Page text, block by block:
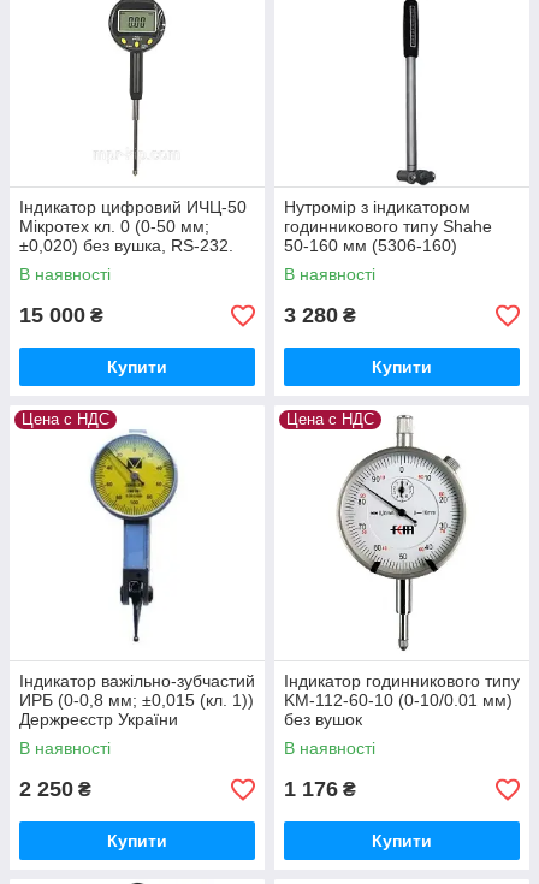
Індикатор цифровий ИЧЦ-50
Мікротех кл. 0 (0-50 мм;
±0,020) без вушка, RS-232.
Держреєстр України
№У3071-10
В наявності
15 000 ₴
Купити
Нутромір з індикатором
годинникового типу Shahe
50-160 мм (5306-160)
В наявності
3 280 ₴
Купити
Цена с НДС
Індикатор важільно-зубчастий
ИРБ (0-0,8 мм; ±0,015 (кл. 1))
Держреєстр України
№У3071-10
В наявності
2 250 ₴
Купити
Цена с НДС
Індикатор годинникового типу
KM-112-60-10 (0-10/0.01 мм)
без вушок
В наявності
1 176 ₴
Купити